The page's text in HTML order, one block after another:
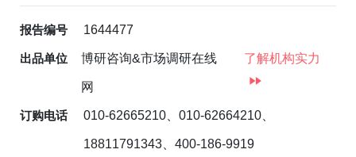
报告编号 1644477
出品单位 博研咨询&市场调研在线
网
了解机构实力
订购电话 010-62665210、010-62664210、
18811791343、400-186-9919